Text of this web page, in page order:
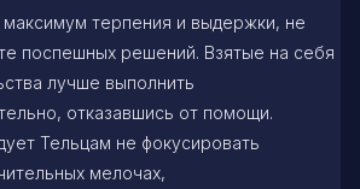
терпения и выдержки, не
поспешных решений. Взятые на себя
лучше выполнить
отказавшись от помощи.
Тельцам не фокусировать
мелочах,